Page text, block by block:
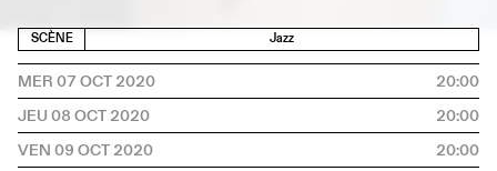
SCÈNE Jazz
MER 07 OCT 2020
20:00
JEU 08 OCT 2020
20:00
VEN 09 OCT 2020
20:00